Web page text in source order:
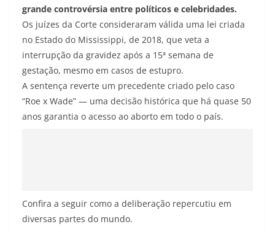
grande controvérsia entre políticos e celebridades.
Os juízes da Corte consideraram válida uma lei criada
no Estado do Mississippi, de 2018, que veta a
interrupção da gravidez após a 15ª semana de
gestação, mesmo em casos de estupro.
A sentença reverte um precedente criado pelo caso
“Roe x Wade” — uma decisão histórica que há quase 50
anos garantia o acesso ao aborto em todo o país.
Confira a seguir como a deliberação repercutiu em
diversas partes do mundo.